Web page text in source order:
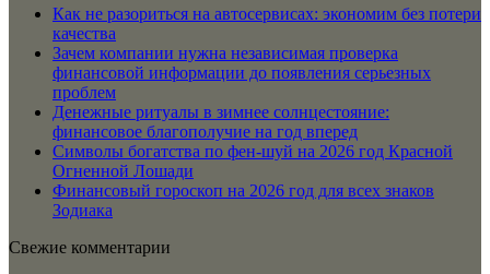
Как не разориться на автосервисах: экономим без потери
качества
Зачем компании нужна независимая проверка
финансовой информации до появления серьезных
проблем
Денежные ритуалы в зимнее солнцестояние:
финансовое благополучие на год вперед
Символы богатства по фен-шуй на 2026 год Красной
Огненной Лошади
Финансовый гороскоп на 2026 год для всех знаков
Зодиака
Свежие комментарии